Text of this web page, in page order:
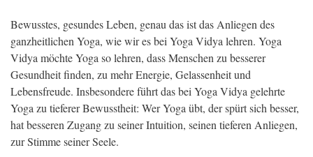
Bewusstes, gesundes Leben, genau das ist das Anliegen des
ganzheitlichen Yoga, wie wir es bei Yoga Vidya lehren. Yoga
Vidya möchte Yoga so lehren, dass Menschen zu besserer
Gesundheit finden, zu mehr Energie, Gelassenheit und
Lebensfreude. Insbesondere führt das bei Yoga Vidya gelehrte
Yoga zu tieferer Bewusstheit: Wer Yoga übt, der spürt sich besser,
hat besseren Zugang zu seiner Intuition, seinen tieferen Anliegen,
zur Stimme seiner Seele.